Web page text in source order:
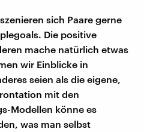
sich Paare gerne
Die positive
mache natürlich etwas
wir Einblicke in
seien als die eigene,
mit den
Modellen könne es
was man selbst